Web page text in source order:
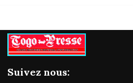
Suivez nous: